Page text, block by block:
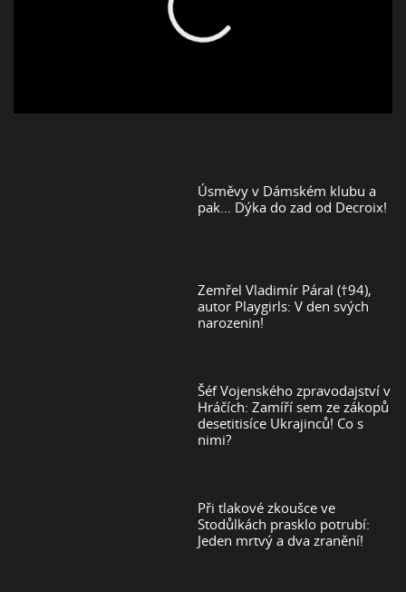
Úsměvy v Dámském klubu a
pak… Dýka do zad od Decroix!
Zemřel Vladimír Páral (†94),
autor Playgirls: V den svých
narozenin!
Šéf Vojenského zpravodajství v
Hráčích: Zamíří sem ze zákopů
desetitisíce Ukrajinců! Co s
nimi?
Při tlakové zkoušce ve
Stodůlkách prasklo potrubí:
Jeden mrtvý a dva zranění!